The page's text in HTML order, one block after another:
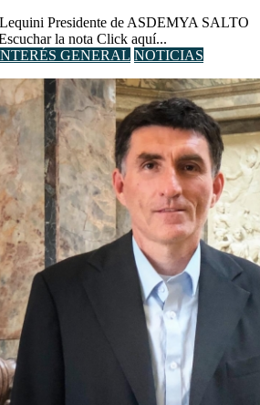
Presidente de ASDEMYA SALTO
la nota Click aquí...
GENERAL NOTICIAS